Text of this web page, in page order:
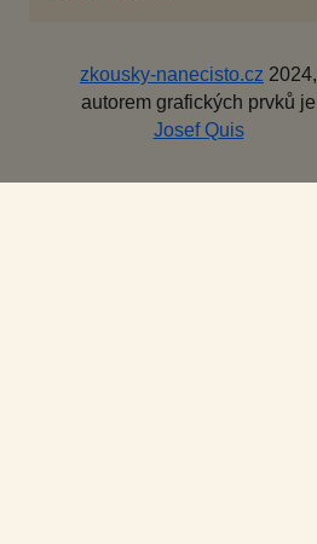
zkousky-nanecisto.cz 2024,
autorem grafických prvků je
Josef Quis